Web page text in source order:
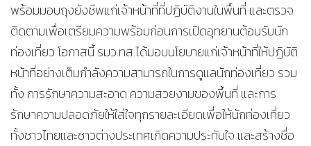
พร้อมมอบถุงยังชีพ​แก่เจ้าหน้าที่ที่ปฏิบัติงานในพื้นที่​ และตรวจ
ติดตามเพื่อเตรียมความพร้อมก่อนการเปิดอุทยานต้อนรับนัก
ท่องเที่ยว​ โอกาสนี้ รมว.ทส.​ได้มอบนโยบายแก่เจ้าหน้า​ที่ให้ปฏิบัติ
หน้าที่​อย่างเต็มกำลังความสามารถในการดูแลนักท่องเที่ยว​ รวม
ทั้ง​ การรักษาความสะอาด​ ความสวยงามของพื้นที่​ และการ
รักษาความปลอดภัย​ให้ใส่ใจทุกรายละเอียดเพื่อให้นักท่องเที่ยว
ทั้งชาวไทยและชาวต่างประเทศเกิดความประทับใจ​ และสร้างชื่อ